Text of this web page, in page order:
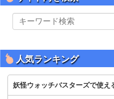
イ
を
検
索
人気ランキング
妖怪ウォッチバスターズで使え